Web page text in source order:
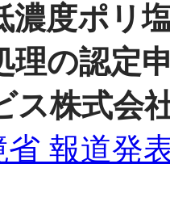
度ポリ
理の認定
ス株式会
省 報道発